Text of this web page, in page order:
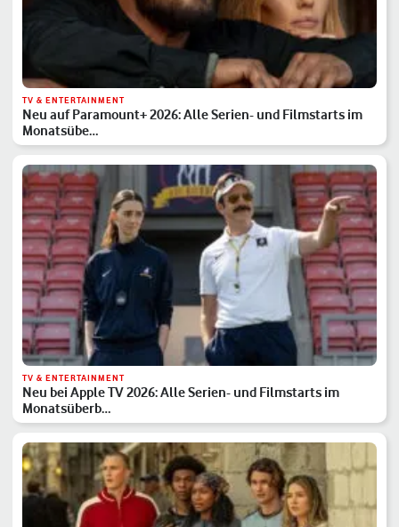
TV & ENTERTAINMENT
Neu auf Paramount+ 2026: Alle Serien- und Filmstarts im
Monatsübe…
TV & ENTERTAINMENT
Neu bei Apple TV 2026: Alle Serien- und Filmstarts im
Monatsüberb…